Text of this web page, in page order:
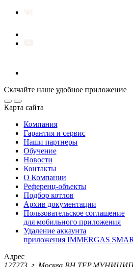
Скачайте наше удобное приложение
Карта сайта
Компания
Гарантия и сервис
Наши партнеры
Обучение
Новости
Контакты
О Компании
Референц-объекты
Подбор котлов
Архив документации
Пользовательское соглашение
для мобильного приложения
Удаление аккаунта
приложения IMMERGAS
Адрес
127273, г. Москва